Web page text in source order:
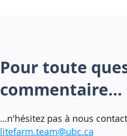
Pour toute
commentaire…
…n'hésitez pas à nous
litefarm.team@ubc.ca